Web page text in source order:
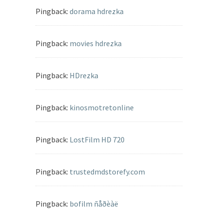
Pingback: dorama hdrezka
Pingback: movies hdrezka
Pingback: HDrezka
Pingback: kinosmotretonline
Pingback: LostFilm HD 720
Pingback: trustedmdstorefy.com
Pingback: bofilm ñåðèàë